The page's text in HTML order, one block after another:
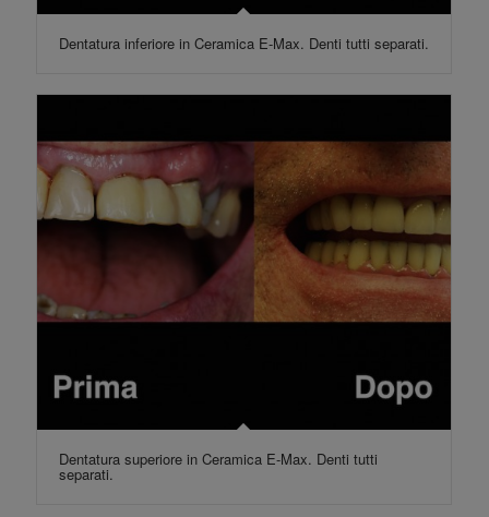
Dentatura inferiore in Ceramica E-Max. Denti tutti separati.
Dentatura superiore in Ceramica E-Max. Denti tutti
separati.